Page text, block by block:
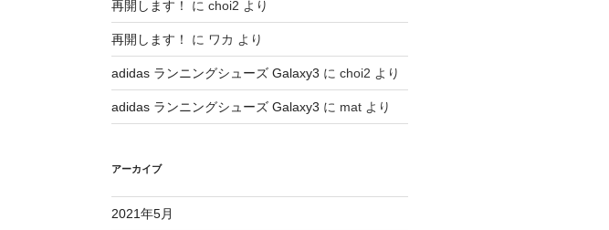
再開します！ に choi2 より
再開します！ に ワカ より
adidas ランニングシューズ Galaxy3 に choi2 より
adidas ランニングシューズ Galaxy3 に matより
アーカイブ
2021年5月